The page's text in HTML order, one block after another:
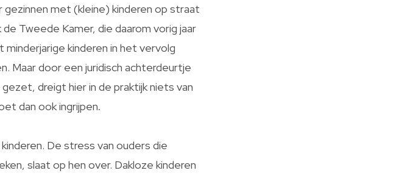
met (kleine) kinderen op straat
Tweede Kamer, die daarom vorig jaar
kinderen in het vervolg
Maar door een juridisch achterdeurtje
dreigt hier in de praktijk niets van
dan ook ingrijpen.
De stress van ouders die
slaat op hen over. Dakloze kinderen